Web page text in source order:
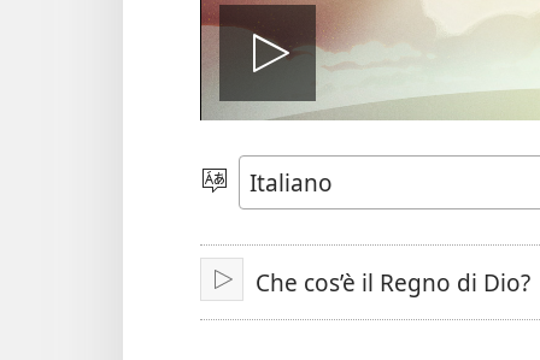
Play
Scegli
lingua
PlayChe cos’è il Regno di Dio?